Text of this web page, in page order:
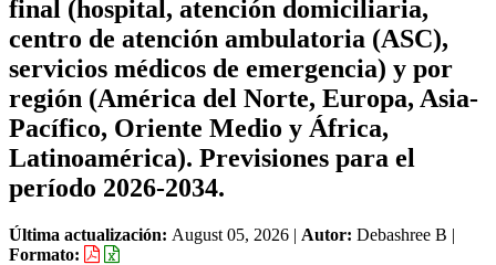
final (hospital, atención domiciliaria,
centro de atención ambulatoria (ASC),
servicios médicos de emergencia) y por
región (América del Norte, Europa, Asia-
Pacífico, Oriente Medio y África,
Latinoamérica). Previsiones para el
período 2026-2034.
Última actualización: August 05, 2026 | Autor: Debashree B |
Formato: